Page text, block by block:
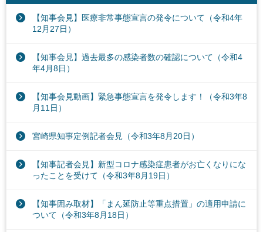
【知事会見】医療非常事態宣言の発令について（令和4年
12月27日）
【知事会見】過去最多の感染者数の確認について（令和4
年4月8日）
【知事会見動画】緊急事態宣言を発令します！（令和3年8
月11日）
宮崎県知事定例記者会見（令和3年8月20日）
【知事記者会見】新型コロナ感染症患者がお亡くなりにな
ったことを受けて（令和3年8月19日）
【知事囲み取材】「まん延防止等重点措置」の適用申請に
ついて（令和3年8月18日）